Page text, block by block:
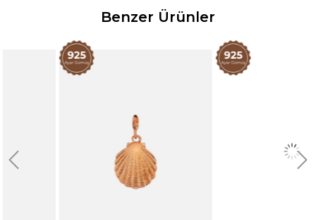
Benzer Ürünler